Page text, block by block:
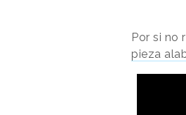
Por si no
pieza